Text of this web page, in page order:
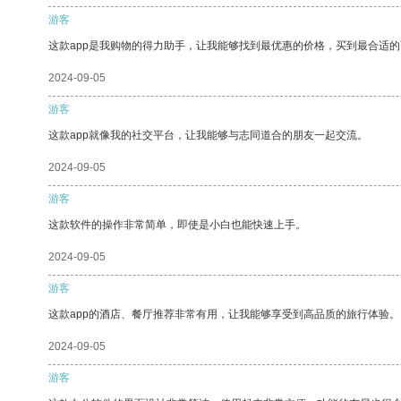
游客
这款app是我购物的得力助手，让我能够找到最优惠的价格，买到最合适
2024-09-05
游客
这款app就像我的社交平台，让我能够与志同道合的朋友一起交流。
2024-09-05
游客
这款软件的操作非常简单，即使是小白也能快速上手。
2024-09-05
游客
这款app的酒店、餐厅推荐非常有用，让我能够享受到高品质的旅行体验。
2024-09-05
游客